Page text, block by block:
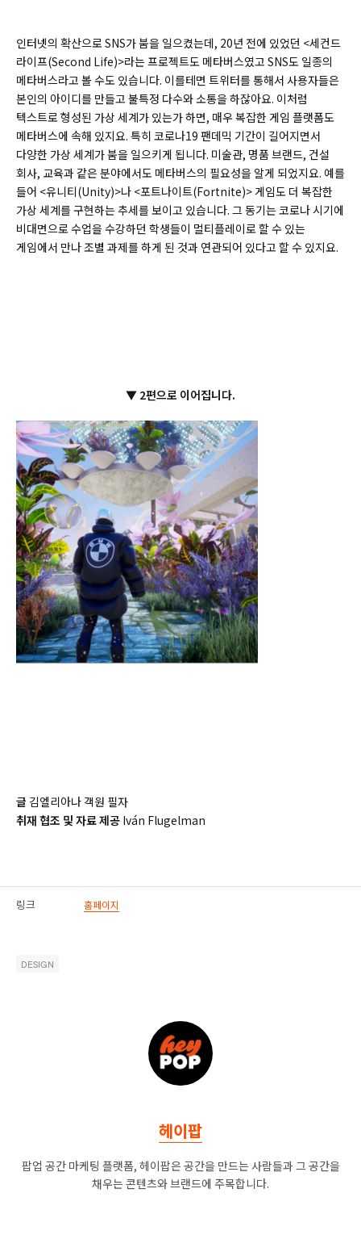
인터넷의 확산으로 SNS가 붐을 일으켰는데, 20년 전에 있었던 <세컨드
라이프(Second Life)>라는 프로젝트도 메타버스였고 SNS도 일종의
메타버스라고 볼 수도 있습니다. 이를테면 트위터를 통해서 사용자들은
본인의 아이디를 만들고 불특정 다수와 소통을 하잖아요. 이처럼
텍스트로 형성된 가상 세계가 있는가 하면, 매우 복잡한 게임 플랫폼도
메타버스에 속해 있지요. 특히 코로나19 팬데믹 기간이 길어지면서
다양한 가상 세계가 붐을 일으키게 됩니다. 미술관, 명품 브랜드, 건설
회사, 교육과 같은 분야에서도 메타버스의 필요성을 알게 되었지요. 예를
들어 <유니티(Unity)>나 <포트나이트(Fortnite)> 게임도 더 복잡한
가상 세계를 구현하는 추세를 보이고 있습니다. 그 동기는 코로나 시기에
비대면으로 수업을 수강하던 학생들이 멀티플레이로 할 수 있는
게임에서 만나 조별 과제를 하게 된 것과 연관되어 있다고 할 수 있지요.
▼ 2편으로 이어집니다.
글 김엘리아나 객원 필자
취재 협조 및 자료 제공 Iván Flugelman
링크 홈페이지
DESIGN
헤이팝
팝업 공간 마케팅 플랫폼, 헤이팝은 공간을 만드는 사람들과 그 공간을
채우는 콘텐츠와 브랜드에 주목합니다.